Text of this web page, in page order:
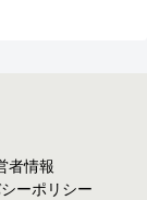
者情報
ーポリシー